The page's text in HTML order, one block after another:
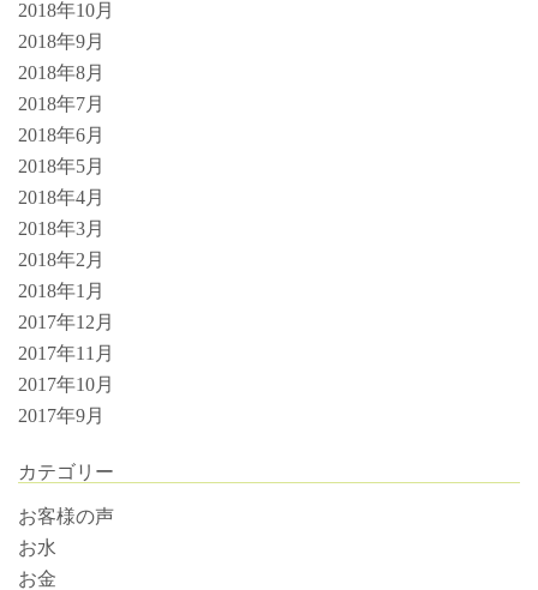
2018年10月
2018年9月
2018年8月
2018年7月
2018年6月
2018年5月
2018年4月
2018年3月
2018年2月
2018年1月
2017年12月
2017年11月
2017年10月
2017年9月
カテゴリー
お客様の声
お水
お金